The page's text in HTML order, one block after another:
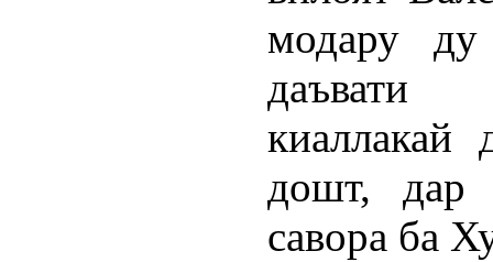
модару
даъвати
киаллакай
дошт, дар
савора ба